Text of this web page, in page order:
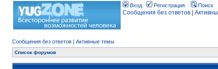
Вход Регистрация Поиск
Сообщения без ответов
Сообщения без ответов | Активные темы
Список форумов